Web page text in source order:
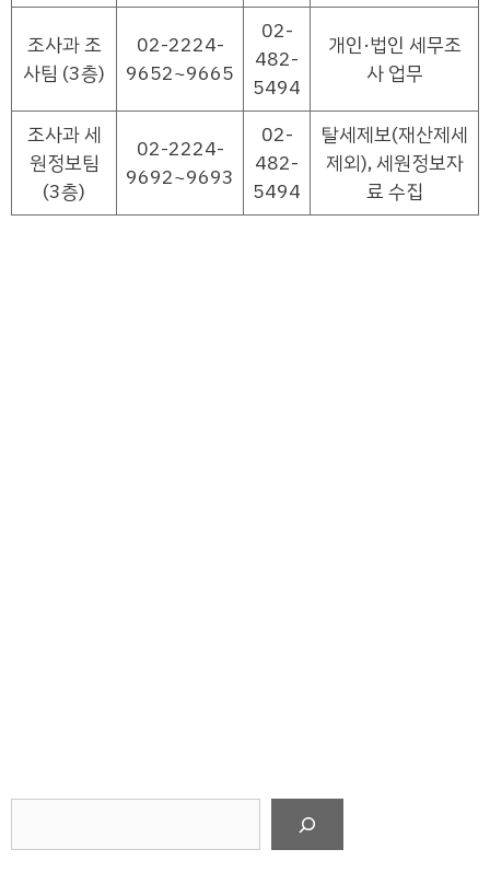
조사과 조
사팀 (3층)
02-2224-
9652~9665
02-
482-
5494
개인·법인 세무조
사 업무
조사과 세
원정보팀
(3층)
02-2224-
9692~9693
02-
482-
5494
탈세제보(재산제세
제외), 세원정보자
료 수집